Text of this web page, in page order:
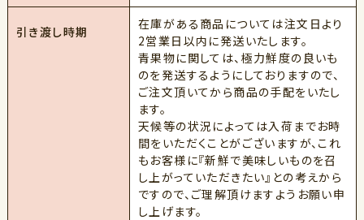
引き渡し時期
在庫がある商品については注文日より
2営業日以内に発送いたします。
青果物に関しては、極力鮮度の良いも
のを発送するようにしておりますので、
ご注文頂いてから商品の手配をいたし
ます。
天候等の状況によっては入荷までお時
間をいただくことがございますが、これ
もお客様に『新鮮で美味しいものを召
し上がっていただきたい』との考えから
ですので、ご理解頂けますようお願い申
し上げます。